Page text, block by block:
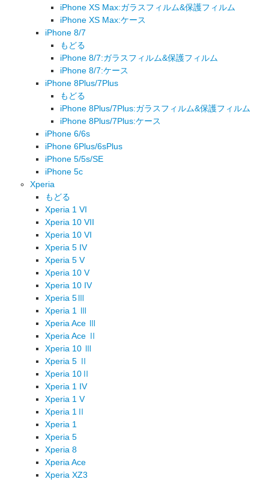
iPhone XS Max:ガラスフィルム&保護フィルム
iPhone XS Max:ケース
iPhone 8/7
もどる
iPhone 8/7:ガラスフィルム&保護フィルム
iPhone 8/7:ケース
iPhone 8Plus/7Plus
もどる
iPhone 8Plus/7Plus:ガラスフィルム&保護フィルム
iPhone 8Plus/7Plus:ケース
iPhone 6/6s
iPhone 6Plus/6sPlus
iPhone 5/5s/SE
iPhone 5c
Xperia
もどる
Xperia 1 VI
Xperia 10 VII
Xperia 10 VI
Xperia 5 IV
Xperia 5 V
Xperia 10 V
Xperia 10 IV
Xperia 5Ⅲ
Xperia 1 Ⅲ
Xperia Ace Ⅲ
Xperia Ace Ⅱ
Xperia 10 Ⅲ
Xperia 5 Ⅱ
Xperia 10Ⅱ
Xperia 1 IV
Xperia 1 V
Xperia 1Ⅱ
Xperia 1
Xperia 5
Xperia 8
Xperia Ace
Xperia XZ3